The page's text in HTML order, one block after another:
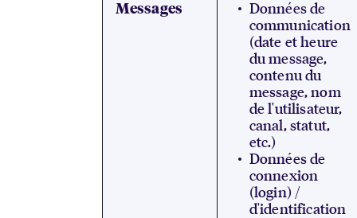
Messages
Données de
communication
(date et heure
du message,
contenu du
message, nom
de l'utilisateur,
canal, statut,
etc.)
Données de
connexion
(login) /
d'identification